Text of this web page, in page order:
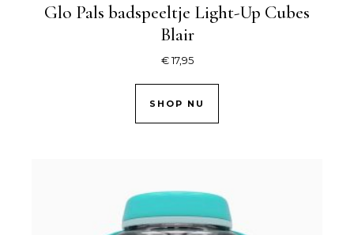
Glo Pals badspeeltje Light-Up Cubes
Blair
€17,95
SHOP NU